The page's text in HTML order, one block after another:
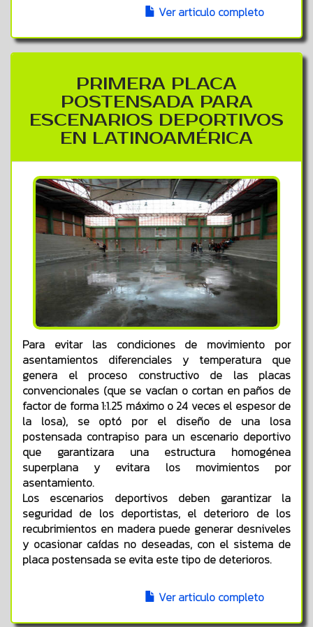
Ver articulo completo
PRIMERA PLACA
POSTENSADA PARA
ESCENARIOS DEPORTIVOS
EN LATINOAMÉRICA
Para evitar las condiciones de movimiento por
asentamientos diferenciales y temperatura que
genera el proceso constructivo de las placas
convencionales (que se vacían o cortan en paños de
factor de forma 1:1.25 máximo o 24 veces el espesor de
la losa), se optó por el diseño de una losa
postensada contrapiso para un escenario deportivo
que garantizara una estructura homogénea
superplana y evitara los movimientos por
asentamiento.
Los escenarios deportivos deben garantizar la
seguridad de los deportistas, el deterioro de los
recubrimientos en madera puede generar desniveles
y ocasionar caídas no deseadas, con el sistema de
placa postensada se evita este tipo de deterioros.
Ver articulo completo